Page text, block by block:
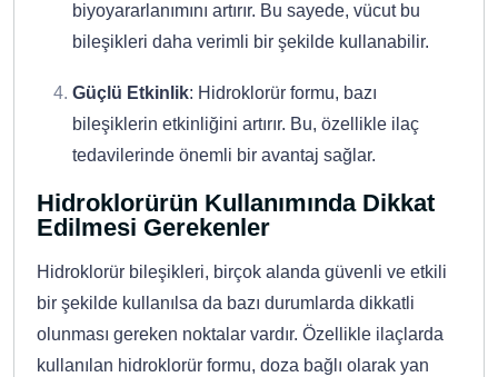
biyoyararlanımını artırır. Bu sayede, vücut bu
bileşikleri daha verimli bir şekilde kullanabilir.
Güçlü Etkinlik: Hidroklorür formu, bazı
bileşiklerin etkinliğini artırır. Bu, özellikle ilaç
tedavilerinde önemli bir avantaj sağlar.
Hidroklorürün Kullanımında Dikkat
Edilmesi Gerekenler
Hidroklorür bileşikleri, birçok alanda güvenli ve etkili
bir şekilde kullanılsa da bazı durumlarda dikkatli
olunması gereken noktalar vardır. Özellikle ilaçlarda
kullanılan hidroklorür formu, doza bağlı olarak yan